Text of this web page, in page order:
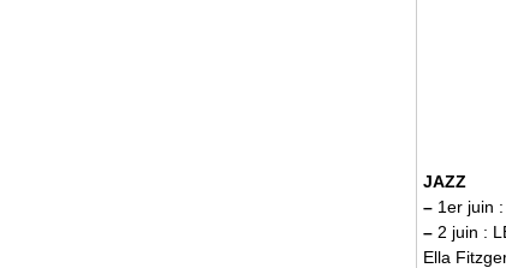
JAZZ
– 1er juin
– 2 juin :
Ella